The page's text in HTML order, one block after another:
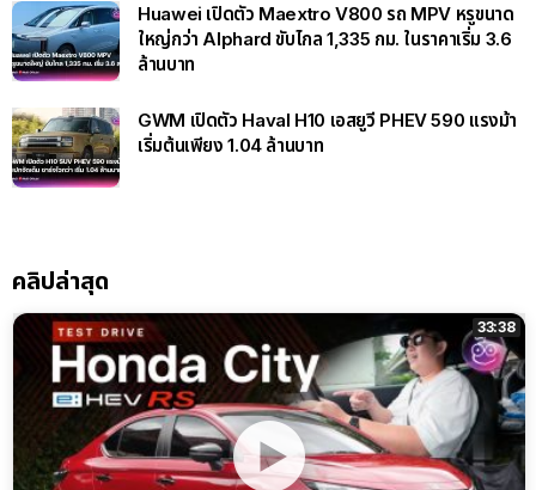
Huawei เปิดตัว Maextro V800 รถ MPV หรูขนาด
ใหญ่กว่า Alphard ขับไกล 1,335 กม. ในราคาเริ่ม 3.6
ล้านบาท
GWM เปิดตัว Haval H10 เอสยูวี PHEV 590 แรงม้า
เริ่มต้นเพียง 1.04 ล้านบาท
คลิปล่าสุด
33:38